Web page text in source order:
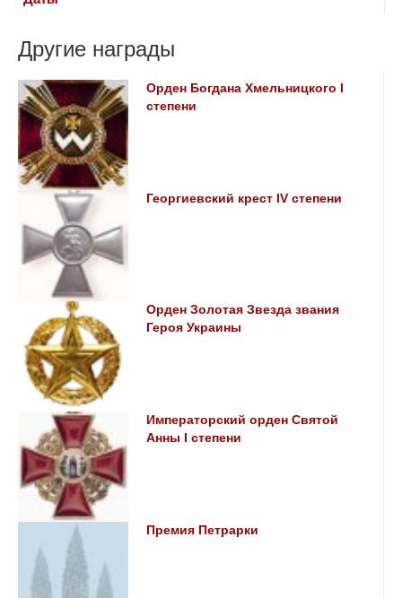
Другие награды
Орден Богдана Хмельницкого I
степени
Георгиевский крест ІV степени
Орден Золотая Звезда звания
Героя Украины
Императорский орден Святой
Анны I степени
Премия Петрарки